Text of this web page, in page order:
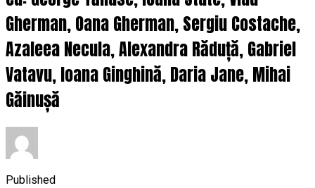
Gherman, Oana Gherman, Sergiu Costache,
Azaleea Necula, Alexandra Răduță, Gabriel
Vatavu, Ioana Ginghină, Daria Jane, Mihai
Găinușă
Published